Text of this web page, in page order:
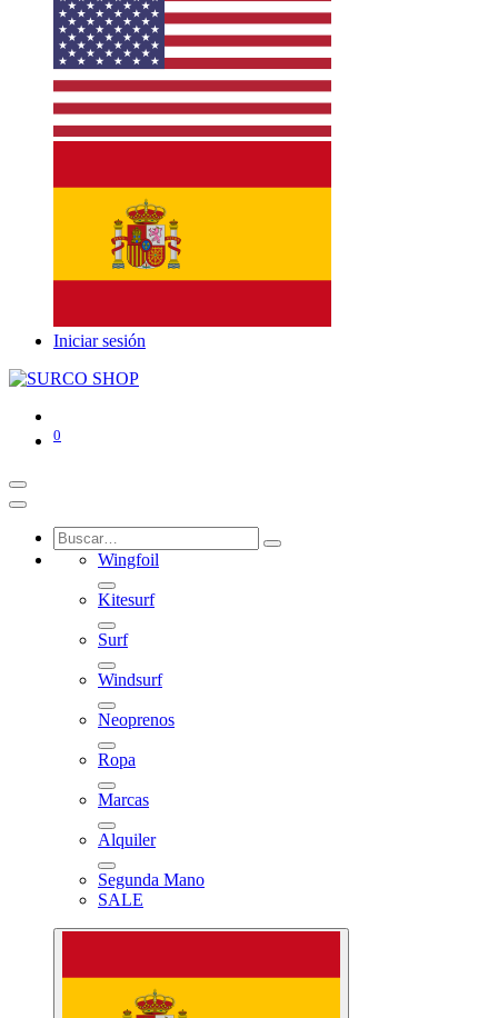
Iniciar sesión
0
Wingfoil
Kitesurf
Surf
Windsurf
Neoprenos
Ropa
Marcas
Alquiler
Segunda Mano
SALE